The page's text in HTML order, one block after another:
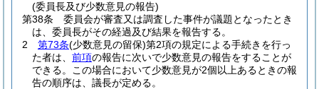
(委員長及び少数意見の報告)
第38条
委員会が審査又は調査した事件が議題となったとき
は、委員長がその経過及び結果を報告する。
2
第73条(少数意見の留保)第2項の規定による手続きを行っ
た者は、 前項の報告に次いで少数意見の報告をすることが
できる。
この場合において少数意見が2個以上あるときの報
告の順序は、議長が定める。